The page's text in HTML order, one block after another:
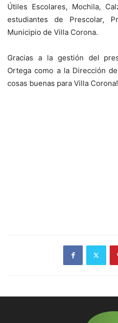
Útiles Escolares, Mochila,
estudiantes de Prescolar,
Municipio de Villa Corona.
Gracias a la gestión del
Ortega como a la Dirección
cosas buenas para Villa Corona!